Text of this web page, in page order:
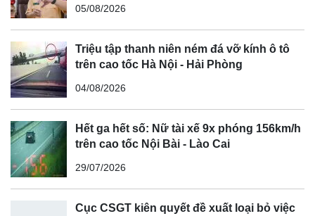
05/08/2026
Triệu tập thanh niên ném đá vỡ kính ô tô
trên cao tốc Hà Nội - Hải Phòng
04/08/2026
Hết ga hết số: Nữ tài xế 9x phóng 156km/h
trên cao tốc Nội Bài - Lào Cai
29/07/2026
Cục CSGT kiên quyết đề xuất loại bỏ việc